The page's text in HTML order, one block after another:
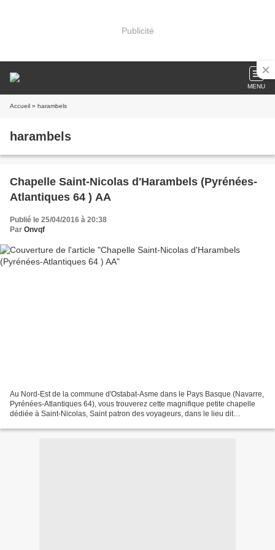
Publicité
MENU
Accueil » harambels
harambels
Chapelle Saint-Nicolas d'Harambels (Pyrénées-
Atlantiques 64 ) AA
Publié le 25/04/2016 à 20:38
Par Onvqf
Au Nord-Est de la commune d'Ostabat-Asme dans le Pays Basque (Navarre,
Pyrénées-Atlantiques 64), vous trouverez cette magnifique petite chapelle
dédiée à Saint-Nicolas, Saint patron des voyageurs, dans le lieu dit